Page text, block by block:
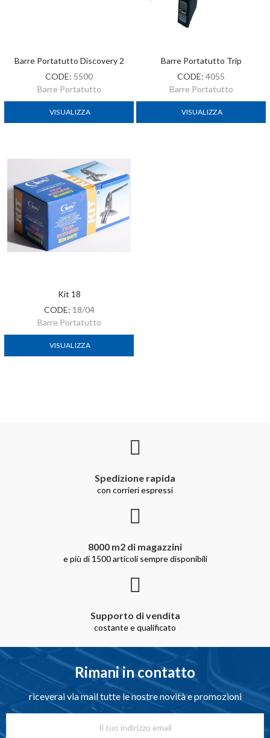
Barre Portatutto Discovery 2
CODE: 5500
Barre Portatutto
VISUALIZZA
Barre Portatutto Trip
CODE: 4055
Barre Portatutto
VISUALIZZA
Kit 18
CODE: 18/04
Barre Portatutto
VISUALIZZA
Spedizione rapida
con corrieri espressi
8000 m2 di magazzini
e più di 1500 articoli sempre disponibili
Supporto di vendita
costante e qualificato
Rimani in contatto
riceverai via mail tutte le nostre novità e promozioni